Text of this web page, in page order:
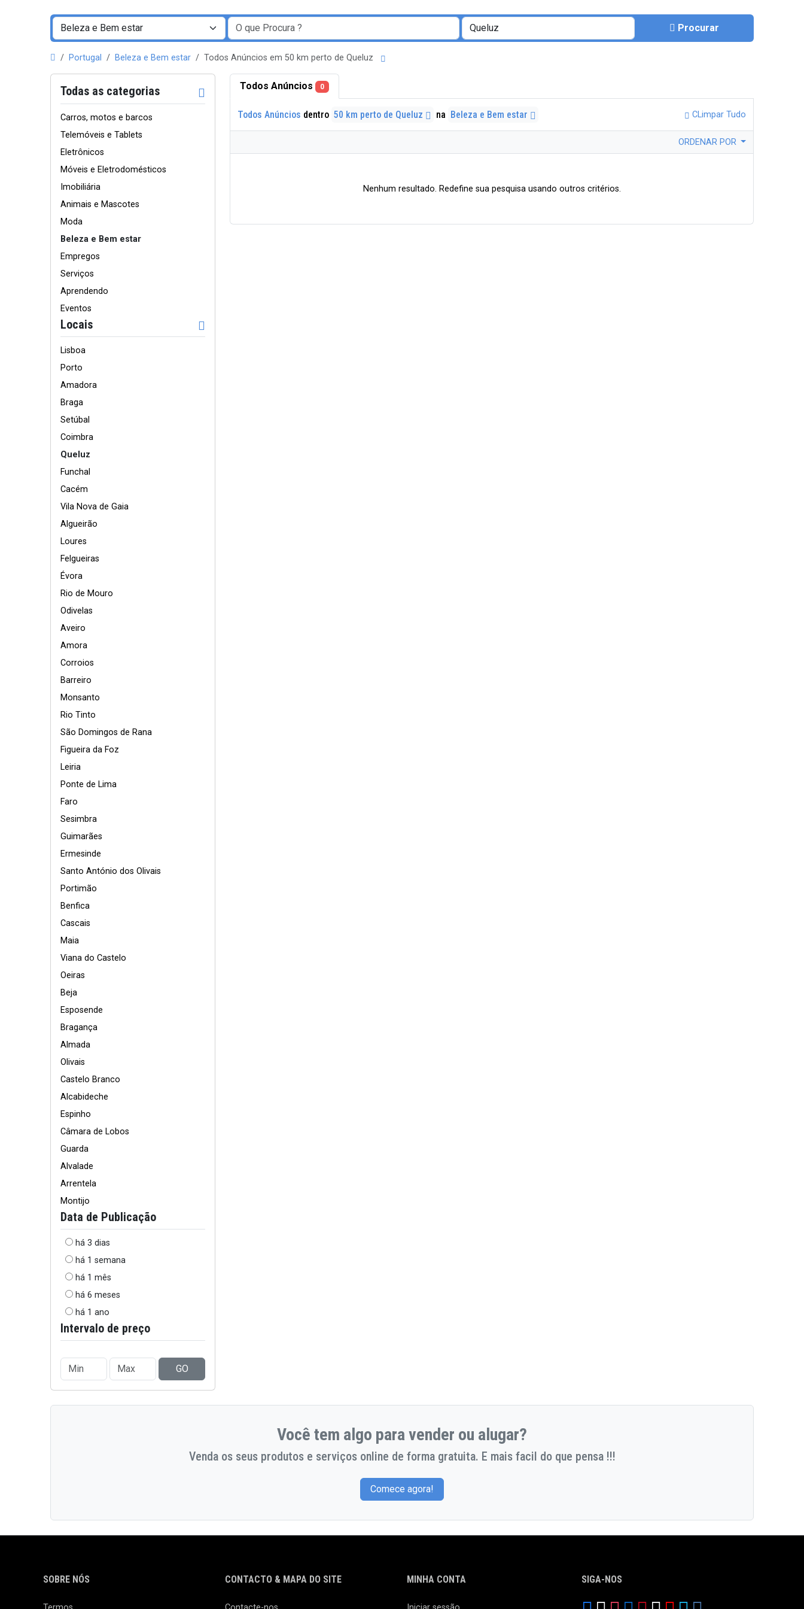
Procurar
Portugal Beleza e Bem estar Todos Anúncios em 50 km perto de Queluz
Todas as categorias
Carros, motos e barcos
Telemóveis e Tablets
Eletrônicos
Móveis e Eletrodomésticos
Imobiliária
Animais e Mascotes
Moda
Beleza e Bem estar
Empregos
Serviços
Aprendendo
Eventos
Locais
Lisboa
Porto
Amadora
Braga
Setúbal
Coimbra
Queluz
Funchal
Cacém
Vila Nova de Gaia
Algueirão
Loures
Felgueiras
Évora
Rio de Mouro
Odivelas
Aveiro
Amora
Corroios
Barreiro
Monsanto
Rio Tinto
São Domingos de Rana
Figueira da Foz
Leiria
Ponte de Lima
Faro
Sesimbra
Guimarães
Ermesinde
Santo António dos Olivais
Portimão
Benfica
Cascais
Maia
Viana do Castelo
Oeiras
Beja
Esposende
Bragança
Almada
Olivais
Castelo Branco
Alcabideche
Espinho
Câmara de Lobos
Guarda
Alvalade
Arrentela
Montijo
Data de Publicação
há 3 dias
há 1 semana
há 1 mês
há 6 meses
há 1 ano
Intervalo de preço
GO
Todos Anúncios 0
Todos Anúncios dentro 50 km perto de Queluz na Beleza e Bem estar CLimpar Tudo
ORDENAR POR
Nenhum resultado. Redefine sua pesquisa usando outros critérios.
Você tem algo para vender ou alugar?
Venda os seus produtos e serviços online de forma gratuita. E mais facil do que pensa !!!
Comece agora!
SOBRE NÓS CONTACTO & MAPA DO SITE MINHA CONTA SIGA-NOS